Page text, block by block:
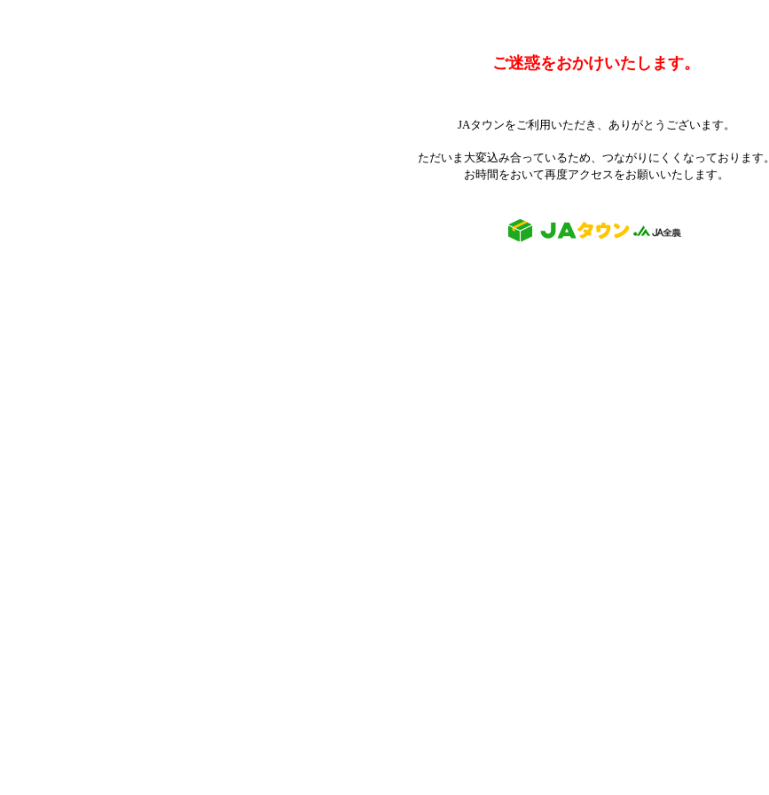
ご迷惑をおかけいたします。
JAタウンをご利用いただき、ありがとうございます。
ただいま大変込み合っているため、つながりにくくなっております。
お時間をおいて再度アクセスをお願いいたします。